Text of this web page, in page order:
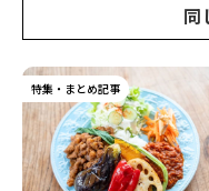
同
特集・まとめ記事